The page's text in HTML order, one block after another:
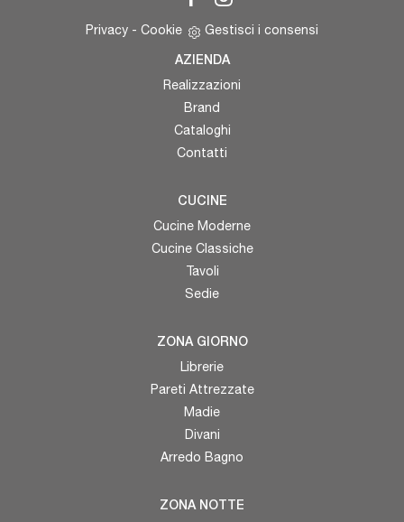
Privacy - Cookie Gestisci i consensi
AZIENDA
Realizzazioni
Brand
Cataloghi
Contatti
CUCINE
Cucine Moderne
Cucine Classiche
Tavoli
Sedie
ZONA GIORNO
Librerie
Pareti Attrezzate
Madie
Divani
Arredo Bagno
ZONA NOTTE